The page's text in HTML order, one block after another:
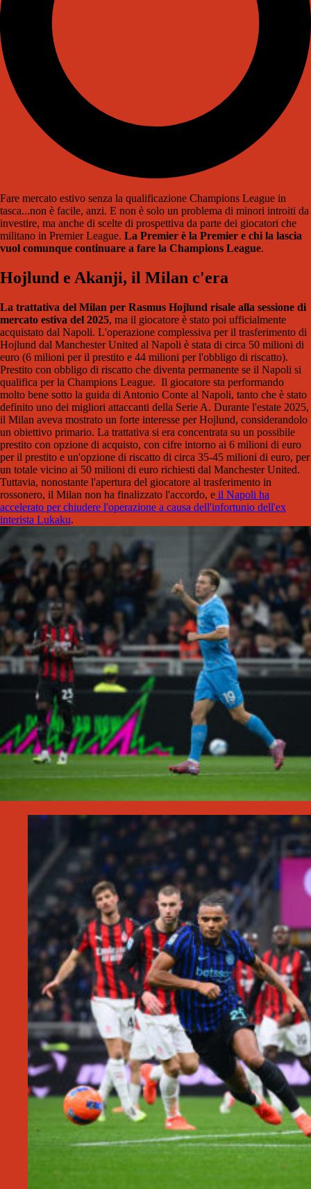
Fare mercato estivo senza la qualificazione Champions League in
tasca...non è facile, anzi. E non è solo un problema di minori introiti da
investire, ma anche di scelte di prospettiva da parte dei giocatori che
militano in Premier League. La Premier è la Premier e chi la lascia
vuol comunque continuare a fare la Champions League.
Hojlund e Akanji, il Milan c'era
La trattativa del Milan per Rasmus Hojlund risale alla sessione di
mercato estiva del 2025, ma il giocatore è stato poi ufficialmente
acquistato dal Napoli. L'operazione complessiva per il trasferimento di
Hojlund dal Manchester United al Napoli è stata di circa 50 milioni di
euro (6 milioni per il prestito e 44 milioni per l'obbligo di riscatto).
Prestito con obbligo di riscatto che diventa permanente se il Napoli si
qualifica per la Champions League. Il giocatore sta performando
molto bene sotto la guida di Antonio Conte al Napoli, tanto che è stato
definito uno dei migliori attaccanti della Serie A. Durante l'estate 2025,
il Milan aveva mostrato un forte interesse per Hojlund, considerandolo
un obiettivo primario. La trattativa si era concentrata su un possibile
prestito con opzione di acquisto, con cifre intorno ai 6 milioni di euro
per il prestito e un'opzione di riscatto di circa 35-45 milioni di euro, per
un totale vicino ai 50 milioni di euro richiesti dal Manchester United.
Tuttavia, nonostante l'apertura del giocatore al trasferimento in
rossonero, il Milan non ha finalizzato l'accordo, e il Napoli ha
accelerato per chiudere l'operazione a causa dell'infortunio dell'ex
interista Lukaku.